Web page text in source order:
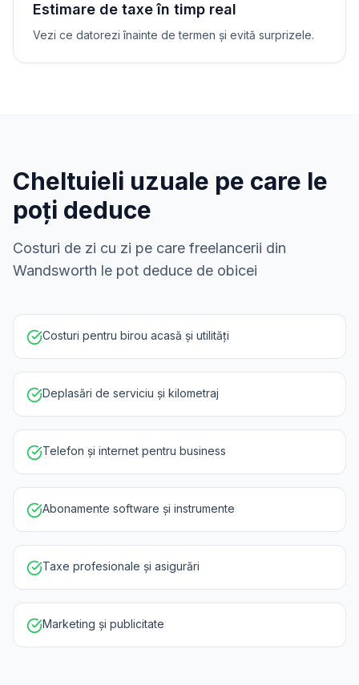
Estimare de taxe în timp real
Vezi ce datorezi înainte de termen și evită surprizele.
Cheltuieli uzuale pe care le
poți deduce
Costuri de zi cu zi pe care freelancerii din
Wandsworth le pot deduce de obicei
Costuri pentru birou acasă și utilități
Deplasări de serviciu și kilometraj
Telefon și internet pentru business
Abonamente software și instrumente
Taxe profesionale și asigurări
Marketing și publicitate